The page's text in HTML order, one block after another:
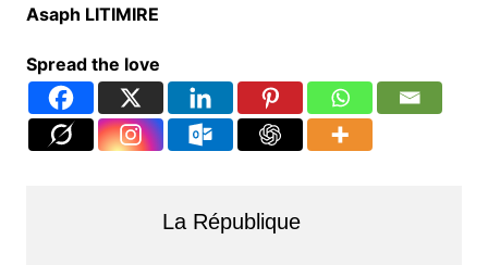
Asaph LITIMIRE
Spread the love
La République